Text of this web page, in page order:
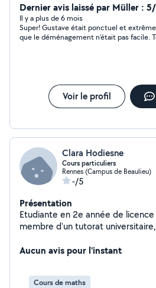
Dernier avis laissé par Müller :
Il y a plus de 6 mois
Super! Gustave était ponctuel et
que le déménagement n’était pas facile.
Voir le profil
Clara Hodiesne
Cours particuliers
Rennes (Campus de Beaulieu)
-/5
Présentation
Etudiante en 2e année de
membre d'un tutorat
Chimie.
Aucun avis pour l'instant
Cours de maths